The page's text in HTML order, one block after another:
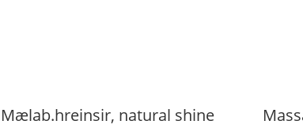
Mælab.hreinsir, natural shine